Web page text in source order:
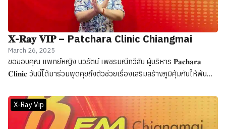
𝐗-𝐑𝐚𝐲 𝐕𝐈𝐏 – Patchara Clinic Chiangmai
March 26, 2025
ขอขอบคุณ แพทย์หญิง นวรัตน์ เพชรมณีทวีสิน ผู้บริหาร 𝐏𝐚𝐜𝐡𝐚𝐫𝐚
𝐂𝐥𝐢𝐧𝐢𝐜 วันนี้ได้มาร่วมพูดคุยถึงตัวช่วยเรื่องเสริมสร้างภูมิคุ้มกันให้พ้น
เป็นภูมิแพ้ พร้อมวิธีดูแลตัวเอง และบอกถึงโปรโมชันพิเศษในเดือนเกิด
คลินิก
X-Ray Vip